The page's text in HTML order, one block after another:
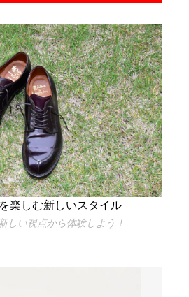
楽しむ新しいスタイル
しい視点から体験しよう！